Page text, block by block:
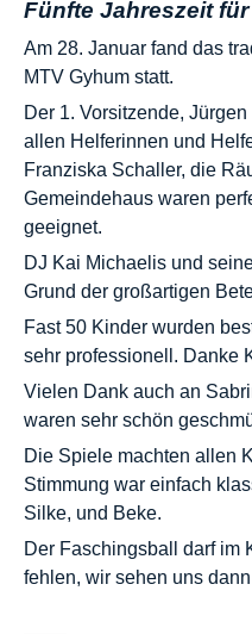
Fünfte Jahreszeit
Am 28. Januar fand das
MTV Gyhum statt.
Der 1. Vorsitzende,
allen Helferinnen und
Franziska Schaller, die
Gemeindehaus waren
geeignet.
DJ Kai Michaelis und
Grund der großartigen
Fast 50 Kinder wurden
sehr professionell. Danke
Vielen Dank auch an
waren sehr schön
Die Spiele machten allen
Stimmung war einfach
Silke, und Beke.
Der Faschingsball darf im
fehlen, wir sehen uns